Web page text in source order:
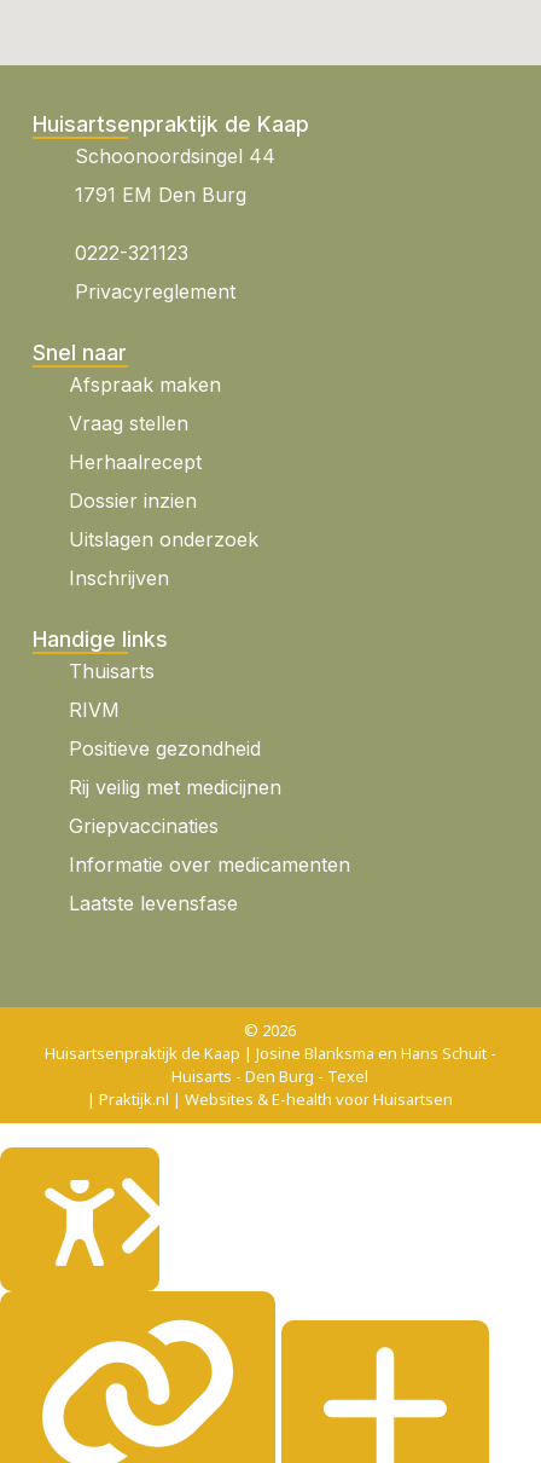
Huisartsenpraktijk de Kaap
Schoonoordsingel 44
1791 EM Den Burg
0222-321123
Privacyreglement
Snel naar
Afspraak maken
Vraag stellen
Herhaalrecept
Dossier inzien
Uitslagen onderzoek
Inschrijven
Handige links
Thuisarts
RIVM
Positieve gezondheid
Rij veilig met medicijnen
Griepvaccinaties
Informatie over medicamenten
Laatste levensfase
© 2026
Huisartsenpraktijk de Kaap | Josine Blanksma en Hans Schuit -
Huisarts - Den Burg - Texel
| Praktijk.nl | Websites & E-health voor Huisartsen